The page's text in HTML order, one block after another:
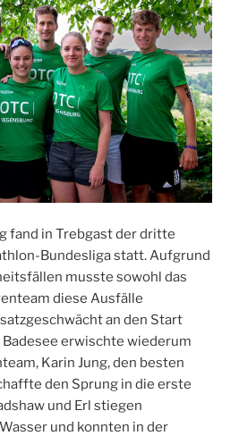
fand in Trebgast der dritte
Bundesliga statt. Aufgrund
musste sowohl das
diese Ausfälle
an den Start
erwischte wiederum
Karin Jung, den besten
den Sprung in die erste
und Erl stiegen
und konnten in der